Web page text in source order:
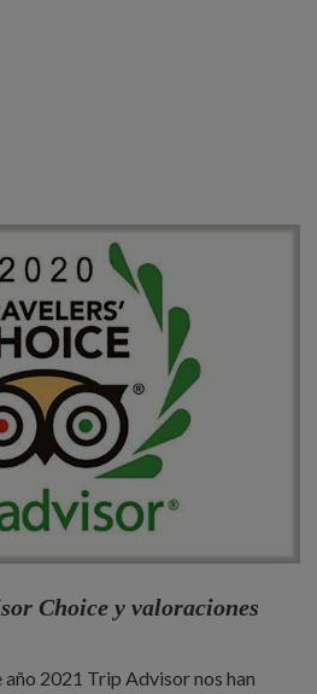
Choice y valoraciones
2021 Trip Advisor nos han